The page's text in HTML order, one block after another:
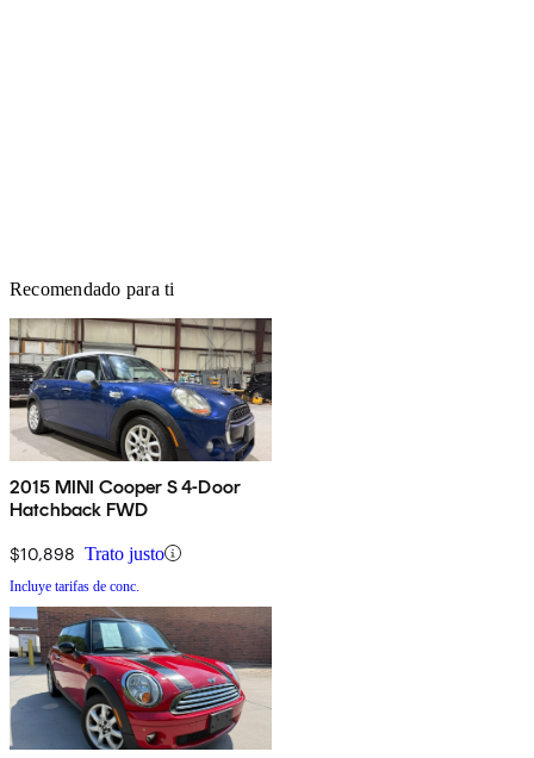
Recomendado para ti
2015 MINI Cooper S 4-Door
Hatchback FWD
$10,898 Trato justo
Incluye tarifas de conc.